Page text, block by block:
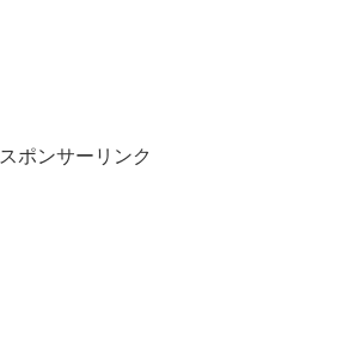
スポンサーリンク